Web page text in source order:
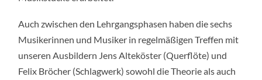
Auch zwischen den Lehrgangsphasen haben die sechs
Musikerinnen und Musiker in regelmäßigen Treffen mit
unseren Ausbildern Jens Alteköster (Querflöte) und
Felix Bröcher (Schlagwerk) sowohl die Theorie als auch